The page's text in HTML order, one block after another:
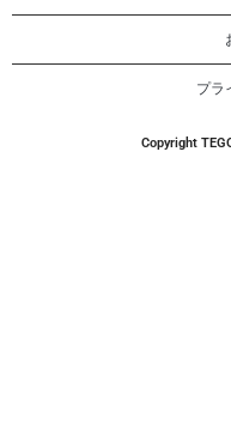
プラ
Copyright